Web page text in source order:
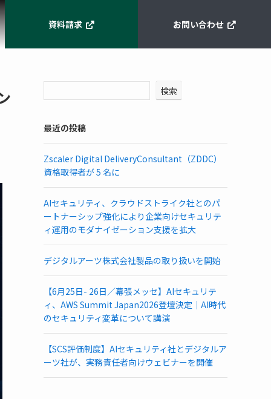
資料請求 お問い合わせ
検索
最近の投稿
Zscaler Digital DeliveryConsultant（ZDDC）
資格取得者が 5 名に
AIセキュリティ、クラウドストライク社とのパ
ートナーシップ強化により企業向けセキュリテ
ィ運用のモダナイゼーション支援を拡大
デジタルアーツ株式会社製品の取り扱いを開始
【6月25日- 26日／幕張メッセ】AIセキュリテ
ィ、AWS Summit Japan2026登壇決定｜AI時代
のセキュリティ変革について講演
【SCS評価制度】AIセキュリティ社とデジタルア
ーツ社が、実務責任者向けウェビナーを開催